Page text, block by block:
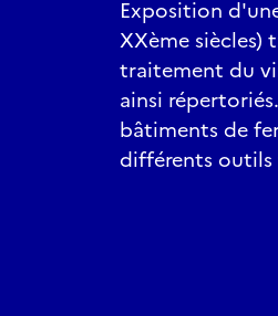
Exposition
XXème
traitement du
ainsi
bâtiments de
différents